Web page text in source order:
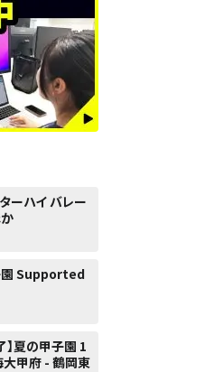
ーハイ バレー
園 Supported
】夏の甲子園 1
大甲府 - 鶴岡東